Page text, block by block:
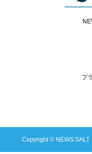
プ
Copyright © NEWS